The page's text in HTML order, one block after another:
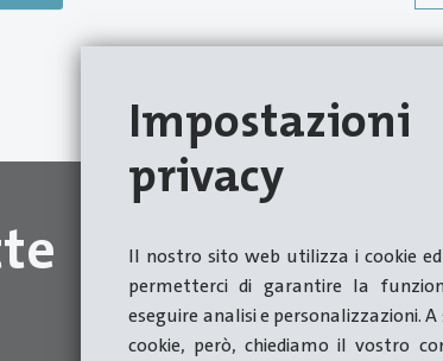
privacy
Il nostro sito web utilizza i cookie
permetterci di garantire la
eseguire analisi e personalizzazioni.
cookie, però, chiediamo il vostro